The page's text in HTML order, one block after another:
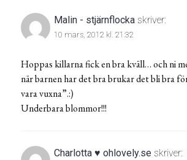
Malin - stjärnflocka skriver:
10 mars, 2012 kl. 21:32
Hoppas killarna fick en bra kväll… och ni
när barnen har det bra brukar det bli bra
vara vuxna”.:)
Underbara blommor!!!
Charlotta ♥ ohlovely.se skriver: